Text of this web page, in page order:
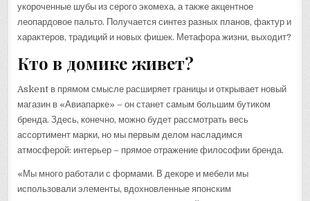
укороченные шубы из серого экомеха, а также акцентное
леопардовое пальто. Получается синтез разных планов, фактур и
характеров, традиций и новых фишек. Метафора жизни, выходит?
Кто в домике живет?
Askent в прямом смысле расширяет границы и открывает новый
магазин в «Авиапарке» – он станет самым большим бутиком
бренда. Здесь, конечно, можно будет рассмотрать весь
ассортимент марки, но мы первым делом насладимся
атмосферой: интерьер – прямое отражение философии бренда.
«Мы много работали с формами. В декоре и мебели мы
использовали элементы, вдохновленные японским